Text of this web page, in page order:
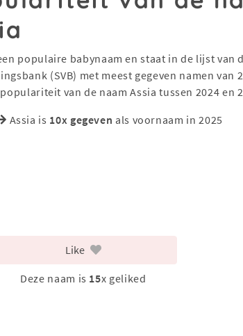
populaire babynaam en staat in de lijst van
(SVB) met meest gegeven namen van
van de naam Assia tussen 2024 en
Assia is 10x gegeven als voornaam in 2025
Like
Deze naam is 15x geliked